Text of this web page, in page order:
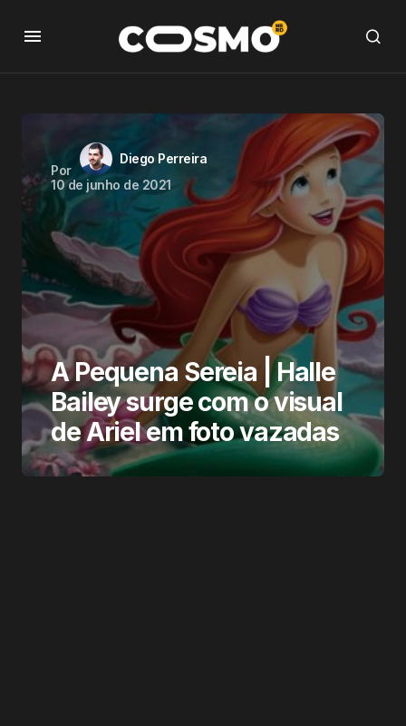
Por
Diego Perreira
10 de junho de 2021
A Pequena Sereia | Halle
Bailey surge com o visual
de Ariel em foto vazadas